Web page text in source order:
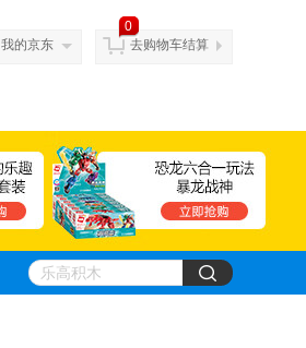
我的京东
0
去购物车结算